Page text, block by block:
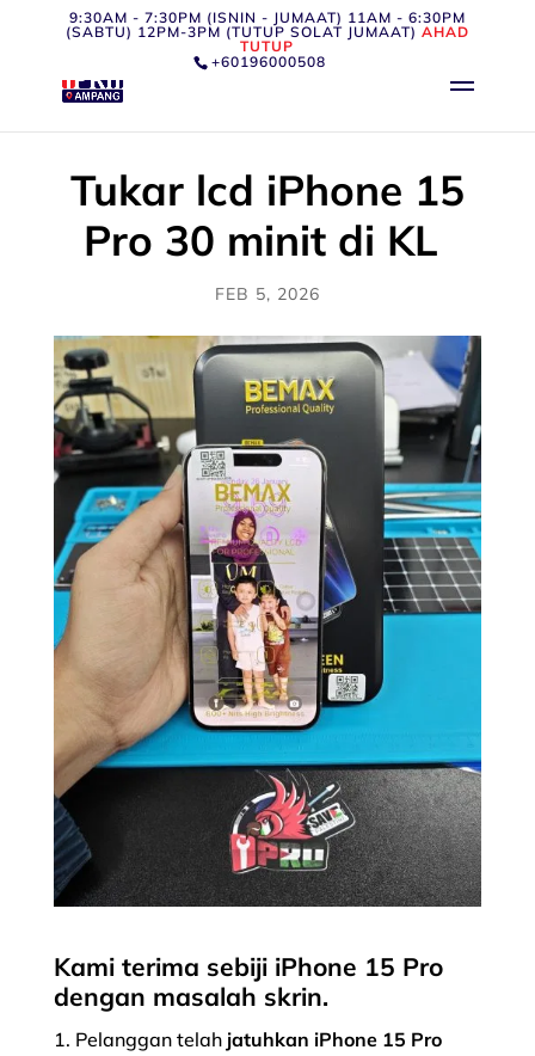
9:30AM - 7:30PM (ISNIN - JUMAAT) 11AM - 6:30PM
(SABTU) 12PM-3PM (TUTUP SOLAT JUMAAT) AHAD
TUTUP
+60196000508
Tukar lcd iPhone 15
Pro 30 minit di KL
FEB 5, 2026
Kami terima sebiji iPhone 15 Pro
dengan masalah skrin.
Pelanggan telah jatuhkan iPhone 15 Pro